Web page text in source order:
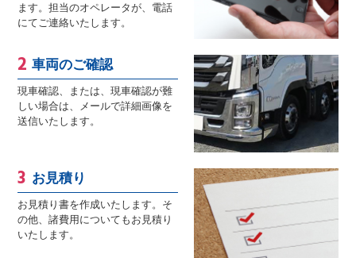
ます。担当のオペレータが、電話
にてご連絡いたします。
車両のご確認
現車確認、または、現車確認が難
しい場合は、メールで詳細画像を
送信いたします。
お見積り
お見積り書を作成いたします。そ
の他、諸費用についてもお見積り
いたします。